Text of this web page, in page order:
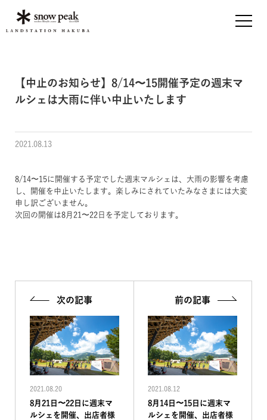
【中止のお知らせ】8/14〜15開催予定の週末マ
ルシェは大雨に伴い中止いたします
2021.08.13
8/14〜15に開催する予定でした週末マルシェは、大雨の影響を考慮
し、開催を中止いたします。楽しみにされていたみなさまには大変
申し訳ございません。
次回の開催は8月21〜22日を予定しております。
次の記事
2021.08.20
8月21日〜22日に週末マ
ルシェを開催、出店者様
前の記事
2021.08.12
8月14日〜15日に週末マ
ルシェを開催、出店者様